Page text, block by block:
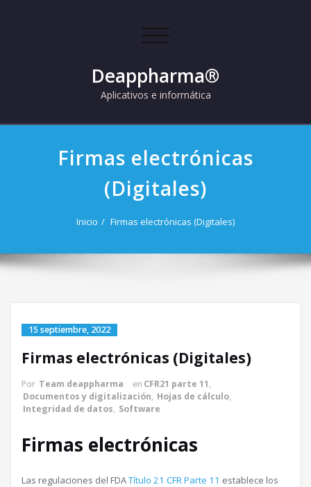
Cambiar
Deappharma®
Aplicativos e informática
Firmas electrónicas
(Digitales)
Inicio Firmas electrónicas (Digitales)
15 septiembre, 2022
Firmas electrónicas (Digitales)
Por Team deappharma en CFR21 parte 11,
Documentos y digitalización, Hojas de cálculo,
Integridad de datos, Software
Firmas electrónicas
Las regulaciones del FDATítulo 21 CFR Parte 11 establece los